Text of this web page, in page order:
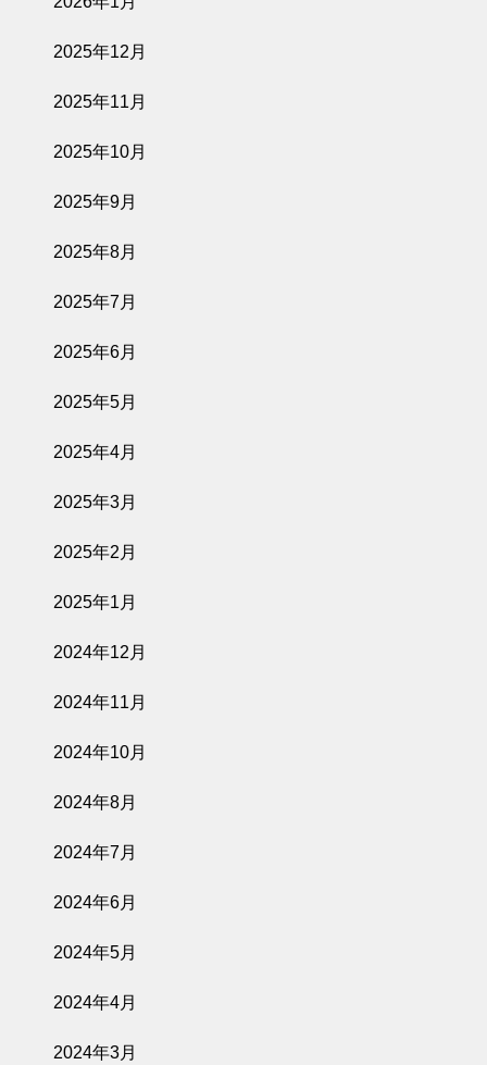
2025年12月
2025年11月
2025年10月
2025年9月
2025年8月
2025年7月
2025年6月
2025年5月
2025年4月
2025年3月
2025年2月
2025年1月
2024年12月
2024年11月
2024年10月
2024年8月
2024年7月
2024年6月
2024年5月
2024年4月
2024年3月